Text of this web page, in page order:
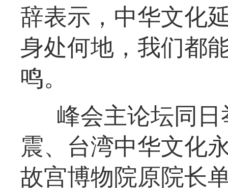
辞表示，中华文化
身处何地，我们都
鸣。
峰会主论坛同
震、台湾中华文化
故宫博物院原院长